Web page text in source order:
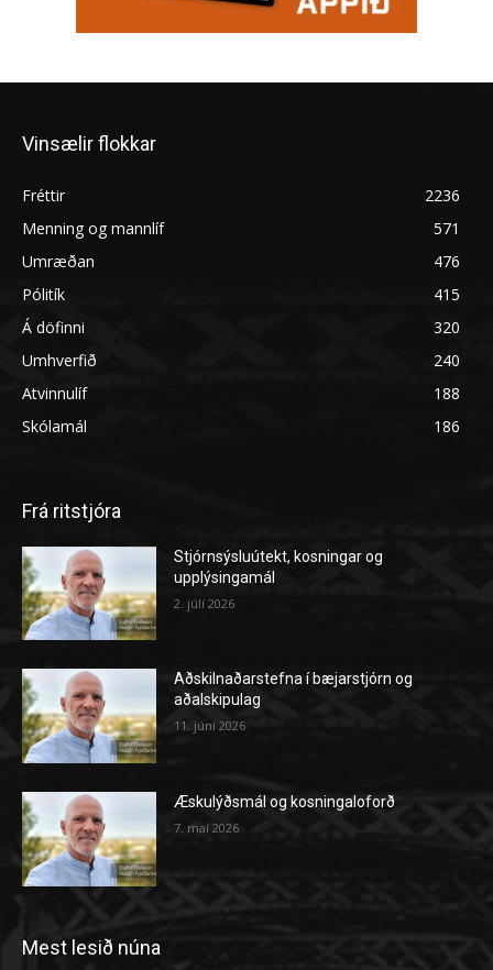
Vinsælir flokkar
Fréttir
2236
Menning og mannlíf
571
Umræðan
476
Pólitík
415
Á döfinni
320
Umhverfið
240
Atvinnulíf
188
Skólamál
186
Frá ritstjóra
Stjórnsýsluútekt, kosningar og
upplýsingamál
2. júlí 2026
Aðskilnaðarstefna í bæjarstjórn og
aðalskipulag
11. júní 2026
Æskulýðsmál og kosningaloforð
7. maí 2026
Mest lesið núna